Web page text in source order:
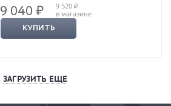
9 040 ₽
9 520 ₽
в магазине
КУПИТЬ
ЗАГРУЗИТЬ ЕЩЕ